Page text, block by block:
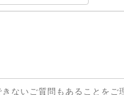
きないご質問もあることをご